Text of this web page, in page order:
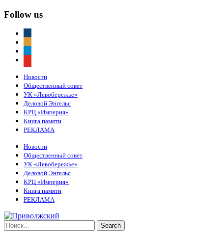
Follow us
Новости
Общественный совет
УК «Левобережье»
Деловой Энгельс
КРЦ «Империя»
Книга памяти
РЕКЛАМА
Новости
Общественный совет
УК «Левобережье»
Деловой Энгельс
КРЦ «Империя»
Книга памяти
РЕКЛАМА